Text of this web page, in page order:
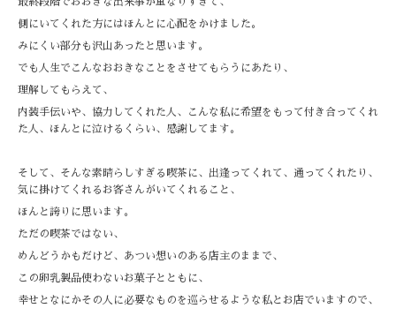
側にいてくれた方にはほんとに心配をかけました。
みにくい部分も沢山あったと思います。
でも人生でこんなおおきなことをさせてもらうにあたり、
理解してもらえて、
内装手伝いや、協力してくれた人、こんな私に希望をもって付き合ってくれ
た人、ほんとに泣けるくらい、感謝してます。
そして、そんな素晴らしすぎる喫茶に、出逢ってくれて、通ってくれたり、
気に掛けてくれるお客さんがいてくれること、
ほんと誇りに思います。
ただの喫茶ではない、
めんどうかもだけど、あつい想いのある店主のままで、
この卵乳製品使わないお菓子とともに、
幸せとなにかその人に必要なものを巡らせるような私とお店でいますので、